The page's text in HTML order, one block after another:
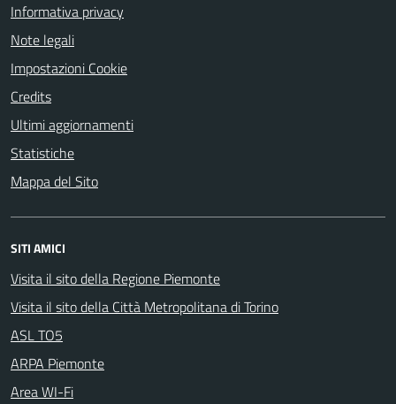
Informativa privacy
Note legali
Impostazioni Cookie
Credits
Ultimi aggiornamenti
Statistiche
Mappa del Sito
SITI AMICI
Visita il sito della Regione Piemonte
Visita il sito della Città Metropolitana di Torino
ASL TO5
ARPA Piemonte
Area WI-Fi